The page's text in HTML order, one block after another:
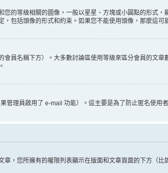
的等級相關的圖像，一般以星星、方塊或小圓點的形式
包括頭像的形式和約束。如果您不能使用頭像，那麼這
員名稱下方）。大多數討論區使用等級來區分會員的文
管理員啟用了 e-mail 功能）。這主要是為了防止匿名使用
，您所擁有的權限列表顯示在版面和文章頁面的下方（比